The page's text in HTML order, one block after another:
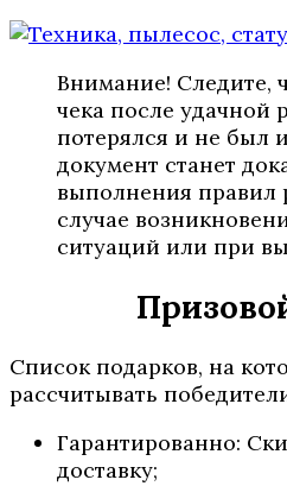
Внимание! Следите,
чека после удачной
потерялся и не был
документ станет
выполнения правил
случае
ситуаций или при
Список подарков, на
рассчитывать
Гарантированно:
доставку;